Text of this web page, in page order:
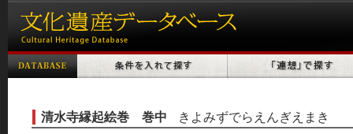
清水寺縁起絵巻 巻中 きよみずでらえんぎえまき